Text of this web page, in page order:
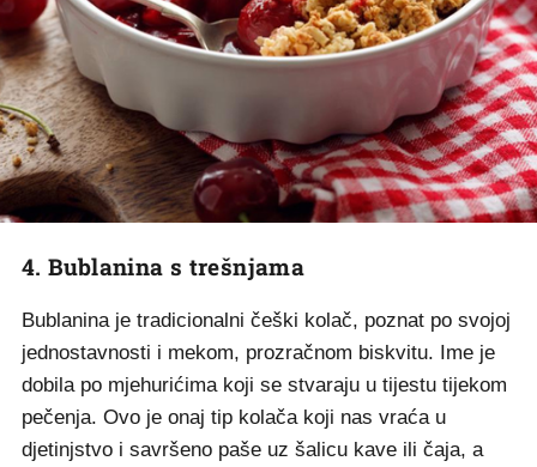
4. Bublanina s trešnjama
Bublanina je tradicionalni češki kolač, poznat po svojoj
jednostavnosti i mekom, prozračnom biskvitu. Ime je
dobila po mjehurićima koji se stvaraju u tijestu tijekom
pečenja. Ovo je onaj tip kolača koji nas vraća u
djetinjstvo i savršeno paše uz šalicu kave ili čaja, a